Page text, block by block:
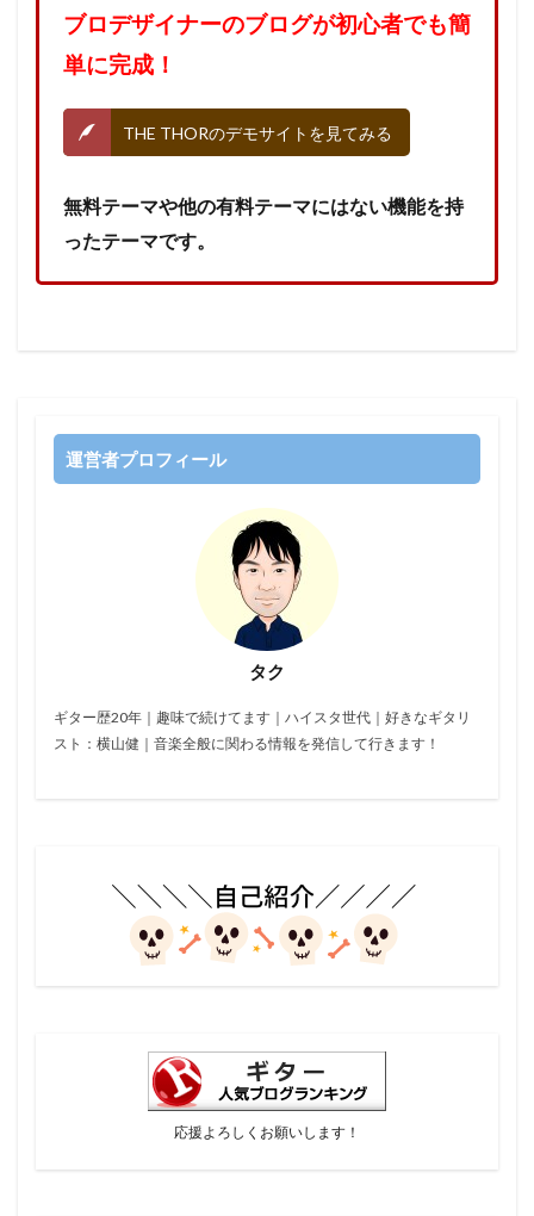
ブロデザイナーのブログが初心者でも簡
単に完成！
THE THORのデモサイトを見てみる
無料テーマや他の有料テーマにはない機能を持
ったテーマです。
運営者プロフィール
タク
ギター歴20年｜趣味で続けてます｜ハイスタ世代｜好きなギタリ
スト：横山健｜音楽全般に関わる情報を発信して行きます！
応援よろしくお願いします！